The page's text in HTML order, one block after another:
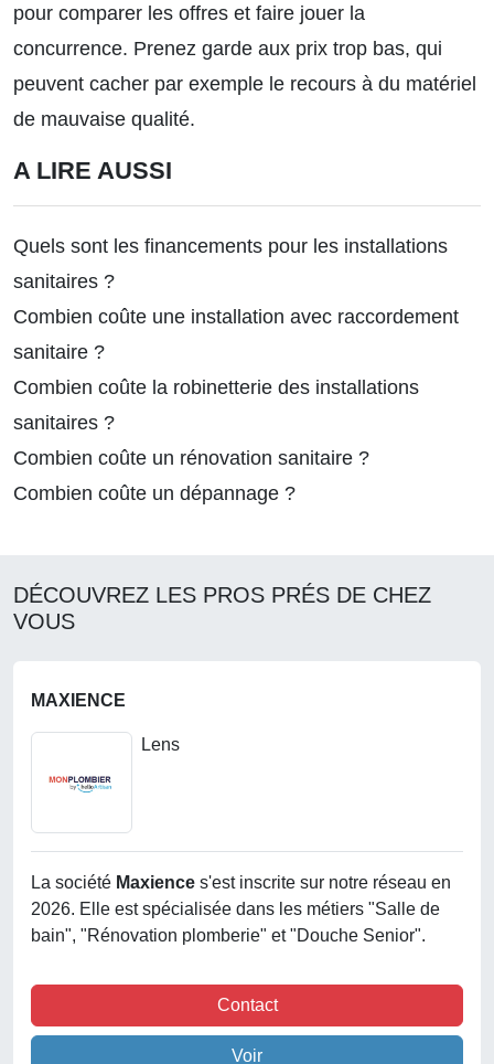
pour comparer les offres et faire jouer la
concurrence. Prenez garde aux prix trop bas, qui
peuvent cacher par exemple le recours à du matériel
de mauvaise qualité.
A LIRE AUSSI
Quels sont les financements pour les installations
sanitaires ?
Combien coûte une installation avec raccordement
sanitaire ?
Combien coûte la robinetterie des installations
sanitaires ?
Combien coûte un rénovation sanitaire ?
Combien coûte un dépannage ?
DÉCOUVREZ LES PROS PRÉS DE CHEZ
VOUS
MAXIENCE
Lens
La société Maxience s'est inscrite sur notre réseau en
2026. Elle est spécialisée dans les métiers "Salle de
bain", "Rénovation plomberie" et "Douche Senior".
Contact
Voir